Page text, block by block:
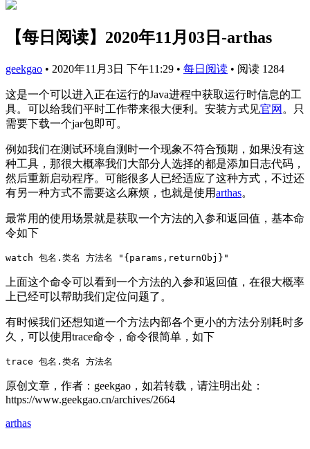
【每日阅读】2020年11月03日-arthas
geekgao • 2020年11月3日 下午11:29 • 每日阅读 • 阅读 1284
这是一个可以进入正在运行的Java进程中获取运行时信息的工
具。可以给我们平时工作带来很大便利。安装方式见官网 。只
需要下载一个jar包即可。
例如我们在测试环境自测时一个现象不符合预期，如果没有这
种工具，那很大概率我们大部分人选择的都是添加日志代码，
然后重新启动程序。可能很多人已经适应了这种方式，不过还
有另一种方式不需要这么麻烦，也就是使用arthas。
最常用的使用场景就是获取一个方法的入参和返回值，基本命
令如下
watch 包名.类名 方法名 "{params,returnObj}"
上面这个命令可以看到一个方法的入参和返回值，在很大概率
上已经可以帮助我们定位问题了。
有时候我们还想知道一个方法内部各个更小的方法分别耗时多
久，可以使用trace命令，命令很简单，如下
trace 包名.类名 方法名
原创文章，作者：geekgao，如若转载，请注明出处：
https://www.geekgao.cn/archives/2664
arthas